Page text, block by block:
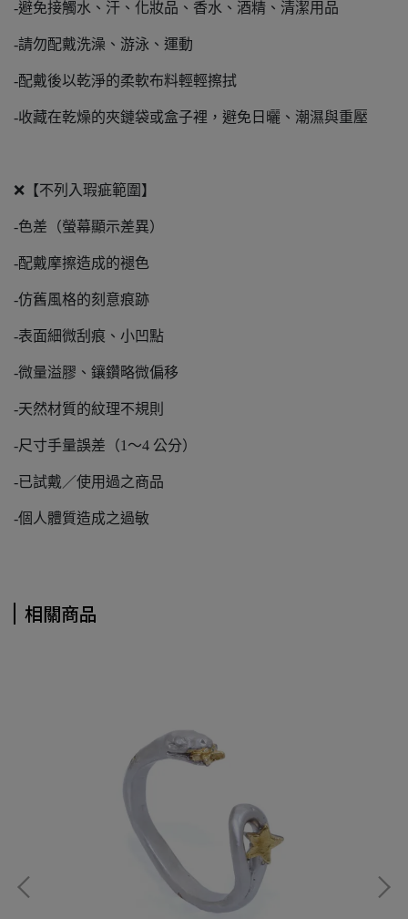
-避免接觸水、汗、化妝品、香水、酒精、清潔用品
-請勿配戴洗澡、游泳、運動
-配戴後以乾淨的柔軟布料輕輕擦拭
-收藏在乾燥的夾鏈袋或盒子裡，避免日曬、潮濕與重壓
❌【不列入瑕疵範圍】
-色差（螢幕顯示差異）
-配戴摩擦造成的褪色
-仿舊風格的刻意痕跡
-表面細微刮痕、小凹點
-微量溢膠、鑲鑽略微偏移
-天然材質的紋理不規則
-尺寸手量誤差（1～4 公分）
-已試戴／使用過之商品
-個人體質造成之過敏
相關商品